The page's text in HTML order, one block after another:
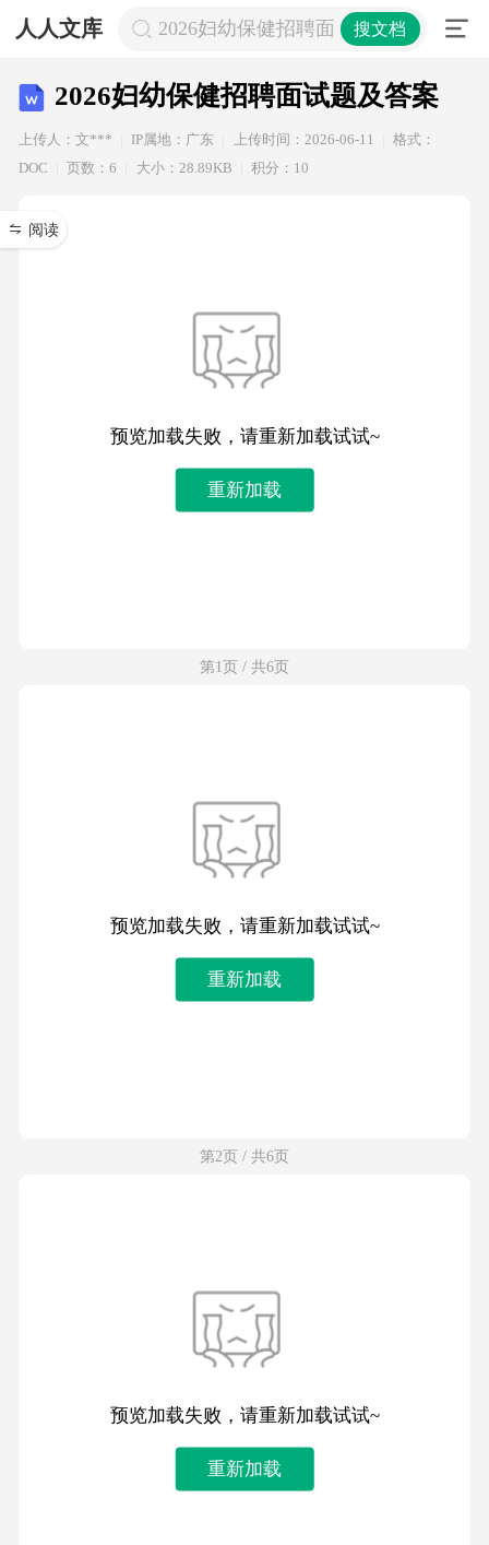
人人文库 2026妇幼保健招聘面试题及答案
搜文档
2026妇幼保健招聘面试题及答案
上传人：文*** IP属地：广东 上传时间：2026-06-11
格式：
DOC
页数：6 大小：28.89KB 积分：10
阅读
预览加载失败，请重新加载试试~
重新加载
第1页 / 共6页
预览加载失败，请重新加载试试~
重新加载
第2页 / 共6页
预览加载失败，请重新加载试试~
重新加载